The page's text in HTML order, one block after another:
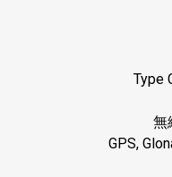
Type
無
GPS,